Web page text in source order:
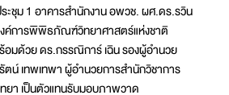
ชุม 1 อาคารสำนักงาน อพวช. ผศ.ดร.รวิน
งค์การพิพิธภัณฑ์วิทยาศาสตร์แห่งชาติ
มด้วย ดร.กรรณิการ์ เฉิน รองผู้อำนวย
น์ เทพเทพา ผู้อำนวยการสำนักวิชาการ
า เป็นตัวแทนรับมอบภาพวาด